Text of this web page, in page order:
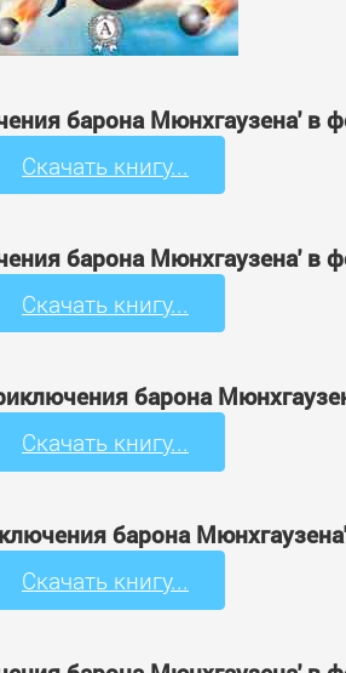
барона Мюнхгаузена' в
Скачать книгу...
барона Мюнхгаузена' в
Скачать книгу...
барона
Скачать книгу...
барона
Скачать книгу...